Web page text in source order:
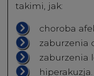
takimi, jak:
choroba
zaburzenia
zaburzenia
hiperakuzja.